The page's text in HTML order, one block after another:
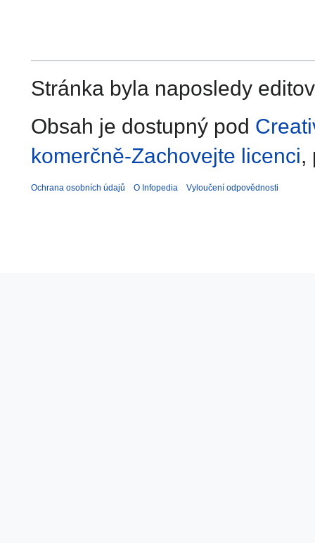
Stránka byla naposledy
Obsah je dostupný pod
komerčně-Zachovejte licenci,
Ochrana osobních údajů O Infopedia Vyloučení odpovědnosti